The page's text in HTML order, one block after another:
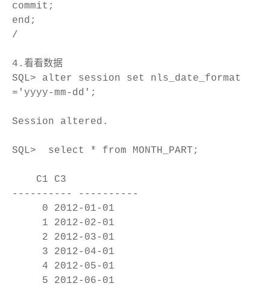
commit;
end;
/
4.看看数据
SQL> alter session set nls_date_format
='yyyy-mm-dd';
Session altered.
SQL> select * from MONTH_PART;
C1 C3
---------- ----------
0 2012-01-01
1 2012-02-01
2 2012-03-01
3 2012-04-01
4 2012-05-01
5 2012-06-01